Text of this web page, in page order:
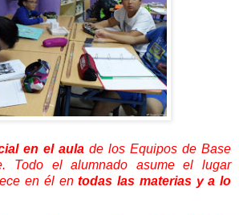
en el aula de los Equipos de Base
Todo el alumnado asume el lugar
en él entodas las materias y a lo